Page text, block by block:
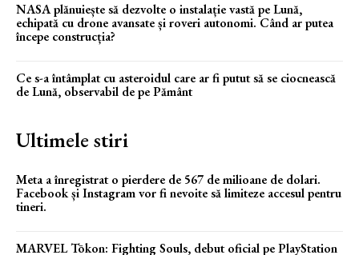
NASA plănuiește să dezvolte o instalație vastă pe Lună,
echipată cu drone avansate și roveri autonomi. Când ar putea
începe construcția?
Ce s-a întâmplat cu asteroidul care ar fi putut să se ciocnească
de Lună, observabil de pe Pământ
Ultimele stiri
Meta a înregistrat o pierdere de 567 de milioane de dolari.
Facebook și Instagram vor fi nevoite să limiteze accesul pentru
tineri.
MARVEL Tōkon: Fighting Souls, debut oficial pe PlayStation